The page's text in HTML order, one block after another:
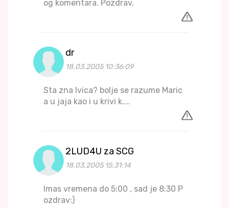
og komentara. Pozdrav.
dr
18.03.2005 10:36:09
Sta zna Ivica? bolje se razume Maric
a u jaja kao i u krivi k....
2LUD4U za SCG
18.03.2005 15:31:14
Imas vremena do 5:00 , sad je 8:30 P
ozdrav:)